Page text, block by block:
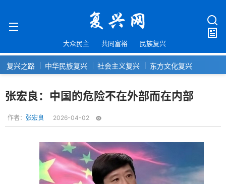
大众民主 共同富裕 民族复兴
复兴之路 中华民族复兴 社会主义复兴 东方文化复兴
张宏良：中国的危险不在外部而在内部
作者： 张宏良 2026-04-02